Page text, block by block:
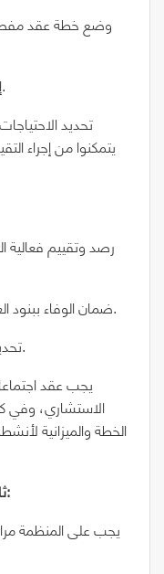
3. إبلاغ الخطة لجميع الأطراف المعنية.
يتمكنوا من إجراء
7. ضمان الوفاء ببنود العقد المتفق عليها أو إعادة تحديدها.
8. تحديد عملية الموافقة على نتائج العقد.
يجب عقد
الاستشاري، وفي
الخطة والميزانية
ثالثاً: اعتبارات مفيدة لخدمات الاستشاري:
يجب على المنظمة